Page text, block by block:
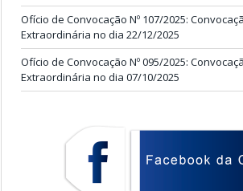
Ofício de Convocação Nº 107/2025:
Extraordinária no dia 22/12/2025
Ofício de Convocação Nº 095/2025:
Extraordinária no dia 07/10/2025